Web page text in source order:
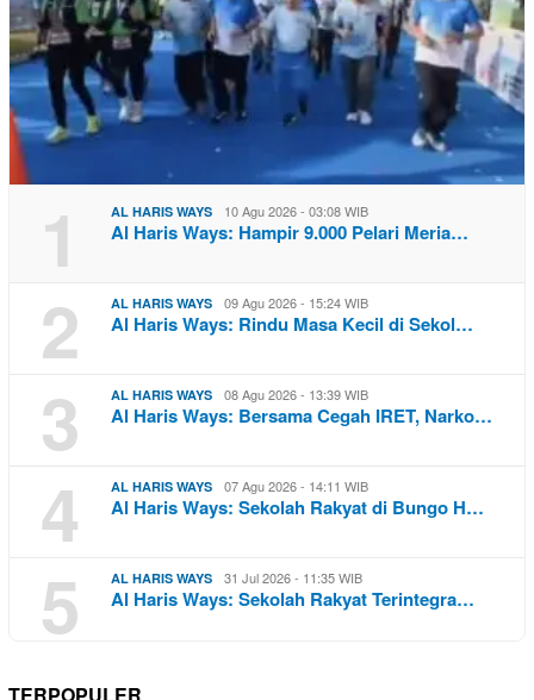
1 AL HARIS WAYS 10 Agu 2026 - 03:08 WIB
Al Haris Ways: Hampir 9.000 Pelari Meria…
2 AL HARIS WAYS 09 Agu 2026 - 15:24 WIB
Al Haris Ways: Rindu Masa Kecil di Sekol…
3 AL HARIS WAYS 08 Agu 2026 - 13:39 WIB
Al Haris Ways: Bersama Cegah IRET, Narko…
4 AL HARIS WAYS 07 Agu 2026 - 14:11 WIB
Al Haris Ways: Sekolah Rakyat di Bungo H…
5 AL HARIS WAYS 31 Jul 2026 - 11:35 WIB
Al Haris Ways: Sekolah Rakyat Terintegra…